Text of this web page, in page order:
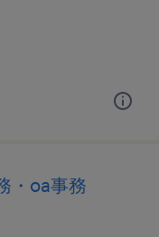
・oa事務